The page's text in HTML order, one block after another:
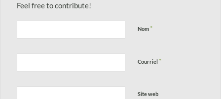
Feel free to contribute!
Nom *
Courriel *
Site web